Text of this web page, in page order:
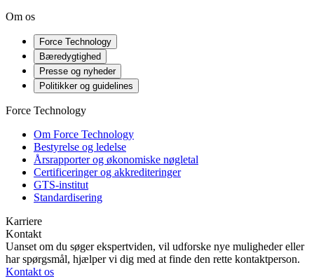
Om os
Force Technology
Bæredygtighed
Presse og nyheder
Politikker og guidelines
Force Technology
Om Force Technology
Bestyrelse og ledelse
Årsrapporter og økonomiske nøgletal
Certificeringer og akkrediteringer
GTS-institut
Standardisering
Karriere
Kontakt
Uanset om du søger ekspertviden, vil udforske nye muligheder eller
har spørgsmål, hjælper vi dig med at finde den rette kontaktperson.
Kontakt os